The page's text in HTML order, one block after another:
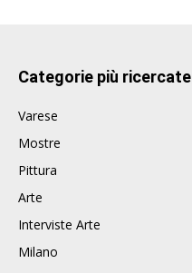
Categorie più ricercate
Varese
Mostre
Pittura
Arte
Interviste Arte
Milano